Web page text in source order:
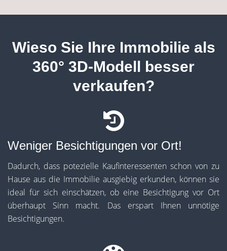
Wieso Sie Ihre Immobilie als
360° 3D-Modell besser
verkaufen?
Weniger Besichtigungen vor Ort!
Dadurch, dass potezielle Kaufinteressenten schon von zu
Hause aus die Immobilie ausgiebig erkunden, können sie
ideal für sich einschätzen, ob eine Besichtigung vor Ort
überhaupt Sinn macht. Das erspart Ihnen unnötige
Besichtigungen.